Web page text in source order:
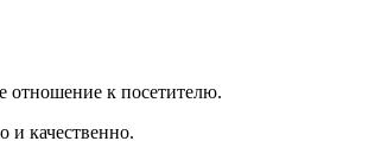
к посетителю.
и качественно.